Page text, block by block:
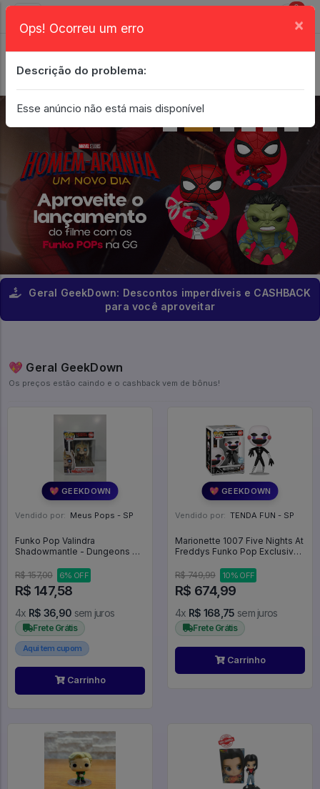
0
Geral GeekDown: Descontos imperdíveis e CASHBACK
para você aproveitar
💖 Geral GeekDown
Os preços estão caindo e o cashback vem de bônus!
💖 GEEKDOWN
Vendido por: Meus Pops - SP
Funko Pop Valindra
Shadowmantle - Dungeons &
R$ 157,00
6% OFF
R$ 147,58
4x R$ 36,90 sem juros
Frete Grátis
Aqui tem cupom
Carrinho
💖 GEEKDOWN
Vendido por: TENDA FUN - SP
Marionette 1007 Five Nights At
Freddys Funko Pop Exclusivo
Freddy's - #1007 - FUNKO
POP #1007
R$ 749,99 10% OFF
R$ 674,99
4x R$ 168,75 sem juros
Frete Grátis
Carrinho
Ops! Ocorreu um erro ×
Descrição do problema:
Esse anúncio não está mais disponível